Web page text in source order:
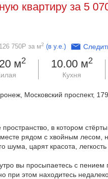
квартиру за 5
126 750Р за м2 (в у.е.)
м2 10.00 м2
Кухня
Московский проспект,
в котором
рядом с хвойным лесом,
шума, царят красота, легкость
вы просыпаетесь с
при этом находитесь